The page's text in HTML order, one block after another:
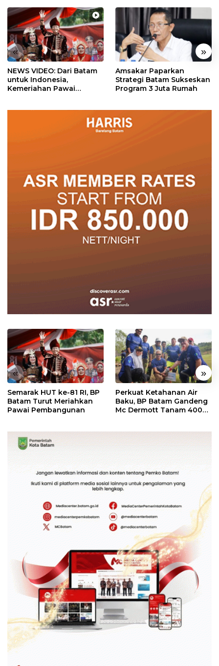
« »
NEWS VIDEO: Dari Batam
untuk Indonesia,
Kemeriahan Pawai
Amsakar Paparkan
Strategi Batam Sukseskan
Program 3 Juta Rumah
« »
Semarak HUT ke-81 RI, BP
Batam Turut Meriahkan
Pawai Pembangunan
Perkuat Ketahanan Air
Baku, BP Batam Gandeng
Mc Dermott Tanam 400